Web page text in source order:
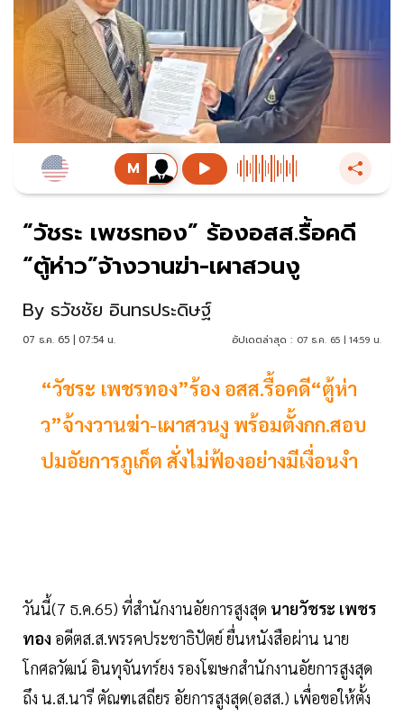
“วัชระ เพชรทอง” ร้องอสส.รื้อคดี
“ตู้ห่าว”จ้างวานฆ่า-เผาสวนงู
By ธวัชชัย อินทรประดิษฐ์
07 ธ.ค. 65 | 07:54 น. อัปเดตล่าสุด : 07 ธ.ค. 65 | 14:59 น.
“วัชระ เพชรทอง”ร้อง อสส.รื้อคดี“ตู้ห่า
ว”จ้างวานฆ่า-เผาสวนงู พร้อมตั้งกก.สอบ
ปมอัยการภูเก็ต สั่งไม่ฟ้องอย่างมีเงื่อนงำ
วันนี้(7 ธ.ค.65) ที่สำนักงานอัยการสูงสุด นายวัชระ เพชร
ทอง อดีตส.ส.พรรคประชาธิปัตย์ ยื่นหนังสือผ่าน นาย
โกศลวัฒน์ อินทุจันทร์ยง รองโฆษกสำนักงานอัยการสูงสุด
ถึง น.ส.นารี ตัณฑเสถียร อัยการสูงสุด(อสส.) เพื่อขอให้ตั้ง